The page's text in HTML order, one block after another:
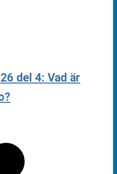
del 4: Vad är